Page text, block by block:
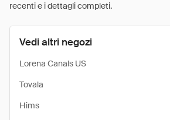
recenti e i dettagli completi.
Vedi altri negozi
Lorena Canals US
Tovala
Hims